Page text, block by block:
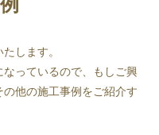
します。
っているので、もしご興
他の施工事例をご紹介す